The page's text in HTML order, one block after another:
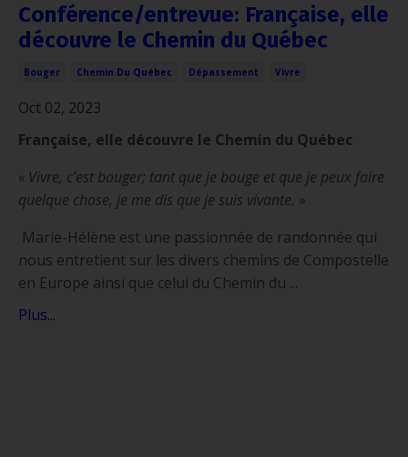
Conférence/entrevue: Française, elle
découvre le Chemin du Québec
Bouger Chemin Du Québec Dépassement Vivre
Oct 02, 2023
Française, elle découvre le Chemin du Québec
« Vivre, c’est bouger; tant que je bouge et que je peux faire
quelque chose, je me dis que je suis vivante. »
Marie-Hélène est une passionnée de randonnée qui
nous entretient sur les divers chemins de Compostelle
en Europe ainsi que celui du Chemin du ...
Plus...